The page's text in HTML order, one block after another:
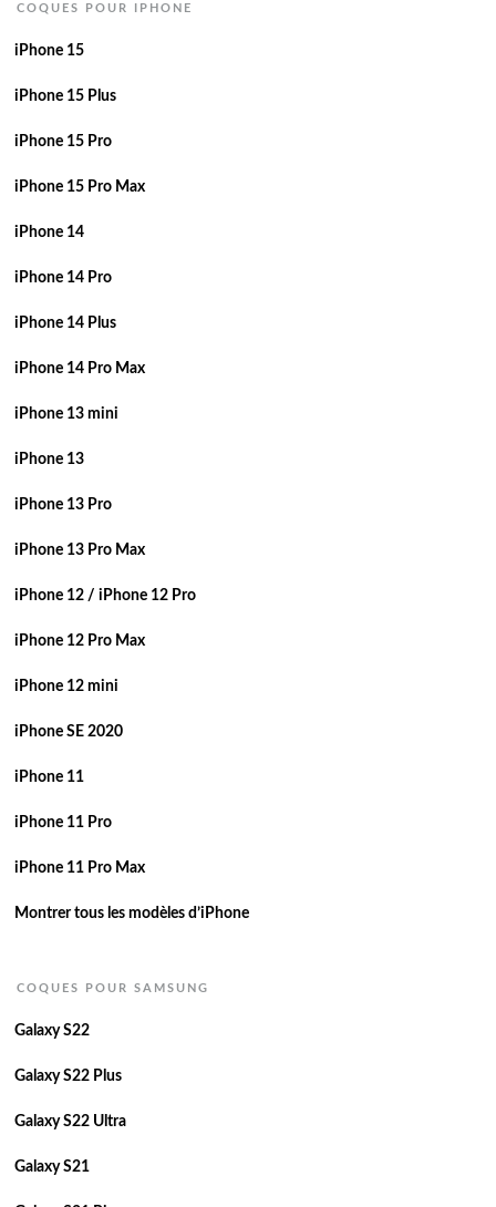
COQUES POUR IPHONE
iPhone 15
iPhone 15 Plus
iPhone 15 Pro
iPhone 15 Pro Max
iPhone 14
iPhone 14 Pro
iPhone 14 Plus
iPhone 14 Pro Max
iPhone 13 mini
iPhone 13
iPhone 13 Pro
iPhone 13 Pro Max
iPhone 12 / iPhone 12 Pro
iPhone 12 Pro Max
iPhone 12 mini
iPhone SE 2020
iPhone 11
iPhone 11 Pro
iPhone 11 Pro Max
Montrer tous les modèles d’iPhone
COQUES POUR SAMSUNG
Galaxy S22
Galaxy S22 Plus
Galaxy S22 Ultra
Galaxy S21